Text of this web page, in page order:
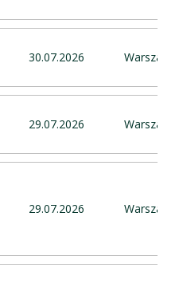
30.07.2026 Warszawa
29.07.2026 Warszawa
29.07.2026 Warszawa